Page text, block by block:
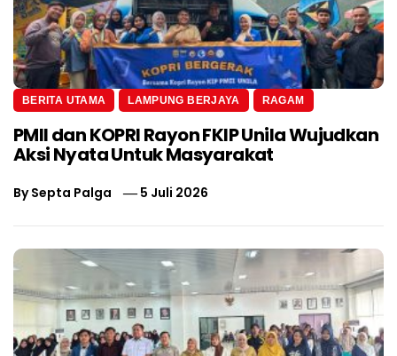
BERITA UTAMA LAMPUNG BERJAYA RAGAM
PMII dan KOPRI Rayon FKIP Unila Wujudkan
Aksi Nyata Untuk Masyarakat
BySepta Palga 5 Juli 2026